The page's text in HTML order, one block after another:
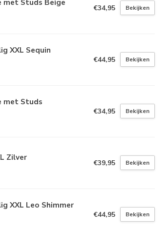
met Studs Beige
€34,95 Bekijken
XXL Sequin
€44,95 Bekijken
met Studs
€34,95 Bekijken
Zilver
€39,95 Bekijken
XXL Leo Shimmer
€44,95 Bekijken